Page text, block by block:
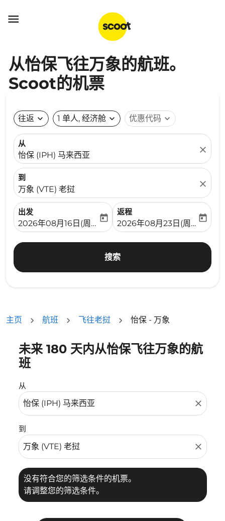

从怡保飞往万象的航班。
Scoot的机票
往返 expand_more 1 单人, 经济舱 expand_more 优惠代码 expand_more
从
怡保 (IPH) 马来西亚
close
到
万象 (VTE) 老挝
close
出发
fc-booking-departure-date-aria-label
2026年08月16日(周日)
today
返程
fc-booking-return-date-
2026年08月23日(周日)
today
搜索
主页 航班 飞往老挝 怡保 - 万象
未来 180 天内从怡保飞往万象的航
班
从
close
到
close
没有符合您的筛选条件的机票。
请调整您的筛选条件。
没有符合您的筛选条件的机票。请调整您的筛选条件。